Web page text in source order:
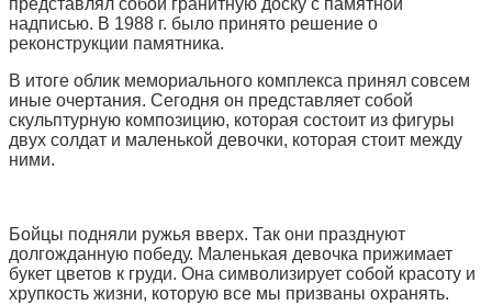
представлял собой гранитную доску с памятной
надписью. В 1988 г. было принято решение о
реконструкции памятника.
В итоге облик мемориального комплекса принял совсем
иные очертания. Сегодня он представляет собой
скульптурную композицию, которая состоит из фигуры
двух солдат и маленькой девочки, которая стоит между
ними.
Бойцы подняли ружья вверх. Так они празднуют
долгожданную победу. Маленькая девочка прижимает
букет цветов к груди. Она символизирует собой красоту и
хрупкость жизни, которую все мы призваны охранять.